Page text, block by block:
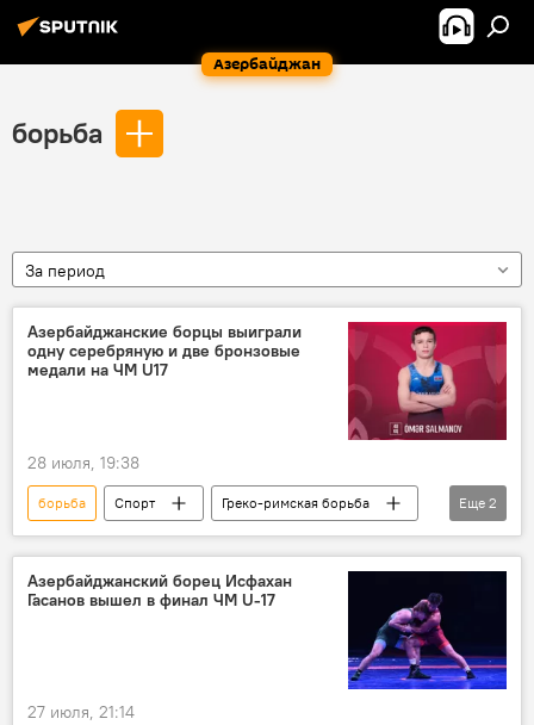
Азербайджан
борьба
За период
Азербайджанские борцы выиграли
одну серебряную и две бронзовые
медали на ЧМ U17
28 июля, 19:38
борьба Спорт
Греко-римская борьба
победа
Спорт
Еще 2
Азербайджанский борец Исфахан
Гасанов вышел в финал ЧМ U-17
27 июля, 21:14